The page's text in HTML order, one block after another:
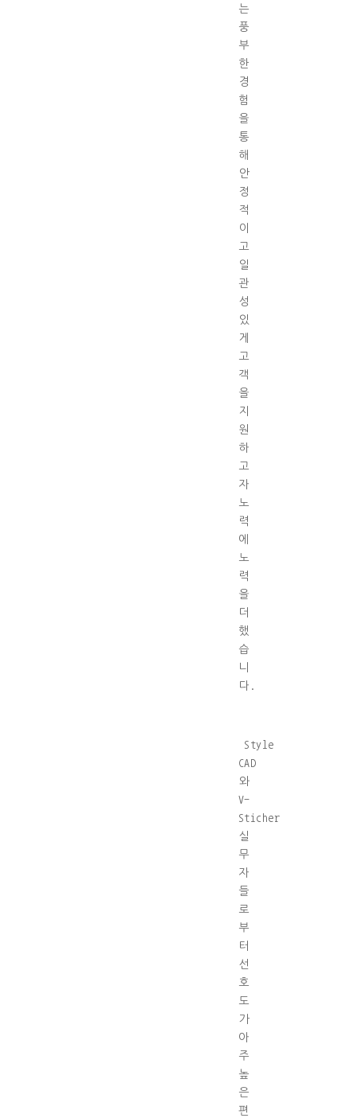
는
풍
부
한
경
험
을
통
해
안
정
적
이
고
일
관
성
있
게
고
객
을
지
원
하
고
자
노
력
에
노
력
을
더
했
습
니
다.
Style
CAD
와
V-
Sticher
실
무
자
들
로
부
터
선
호
도
가
아
주
높
은
편